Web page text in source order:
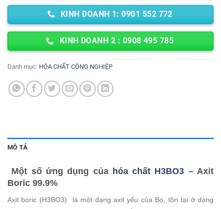
KINH DOANH 1: 0901 552 772
KINH DOANH 2 : 0908 495 785
Danh mục: HÓA CHẤT CÔNG NGHIỆP
MÔ TẢ
Một số ứng dụng của hóa chất H3BO3 – Axit
Boric 99.9%
Axit boric (H3BO3) là một dạng axit yếu của Bo, tồn tại ở dạng